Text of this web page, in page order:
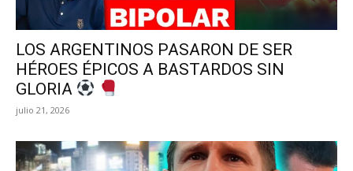
LOS ARGENTINOS PASARON DE SER
HÉROES ÉPICOS A BASTARDOS SIN
GLORIA
julio 21, 2026